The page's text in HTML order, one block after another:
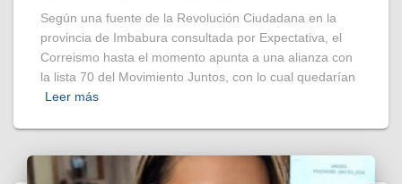
Según una fuente de la Revolución Ciudadana en la
provincia de Imbabura consultada por Expectativa, el
Correismo hasta el momento apunta a una alianza con
la lista 70 del Movimiento Juntos, con lo cual quedarían
Leer más